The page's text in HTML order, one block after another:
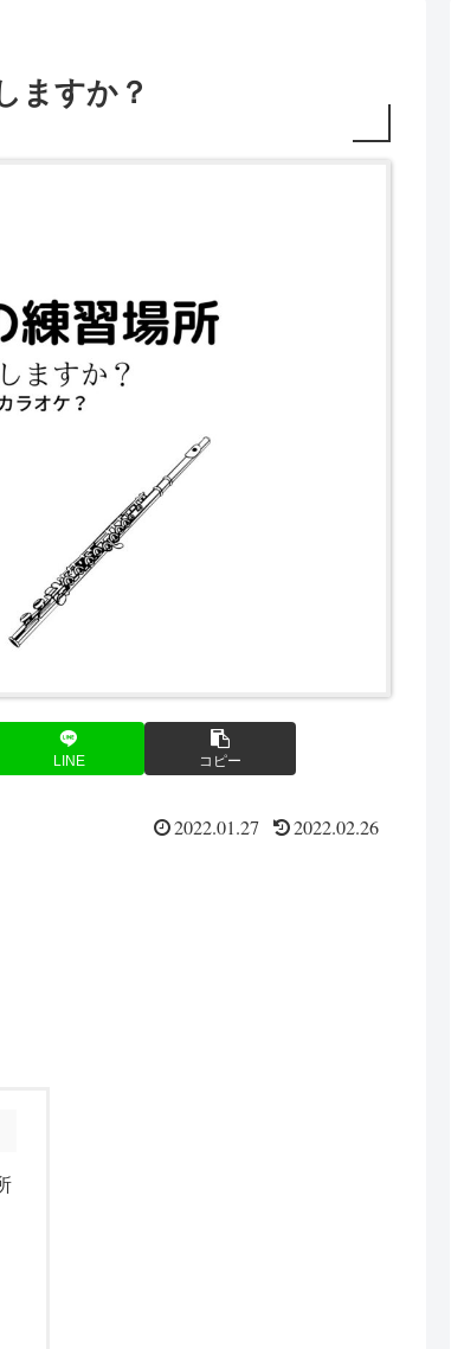
ますか？
LINE コピー
2022.01.27 2022.02.26